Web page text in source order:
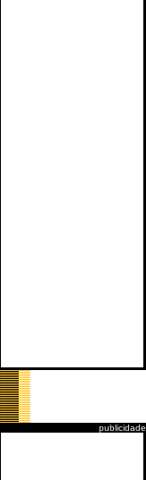
publicidade